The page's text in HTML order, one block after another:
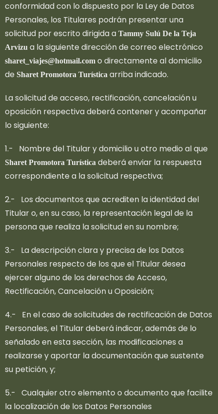
conformidad con lo dispuesto por la Ley de Datos
Personales, los Titulares podrán presentar una
solicitud por escrito dirigida a Tammy Sulú De la Teja
Arvizu a la siguiente dirección de correo electrónico
sharet_viajes@hotmail.com o directamente al domicilio
de Sharet Promotora Turística arriba indicado.
La solicitud de acceso, rectificación, cancelación u
oposición respectiva deberá contener y acompañar
lo siguiente:
1.- Nombre del Titular y domicilio u otro medio al que
Sharet Promotora Turística deberá enviar la respuesta
correspondiente a la solicitud respectiva;
2.- Los documentos que acrediten la identidad del
Titular o, en su caso, la representación legal de la
persona que realiza la solicitud en su nombre;
3.- La descripción clara y precisa de los Datos
Personales respecto de los que el Titular desea
ejercer alguno de los derechos de Acceso,
Rectificación, Cancelación u Oposición;
4.- En el caso de solicitudes de rectificación de Datos
Personales, el Titular deberá indicar, además de lo
señalado en esta sección, las modificaciones a
realizarse y aportar la documentación que sustente
su petición, y;
5.- Cualquier otro elemento o documento que facilite
la localización de los Datos Personales